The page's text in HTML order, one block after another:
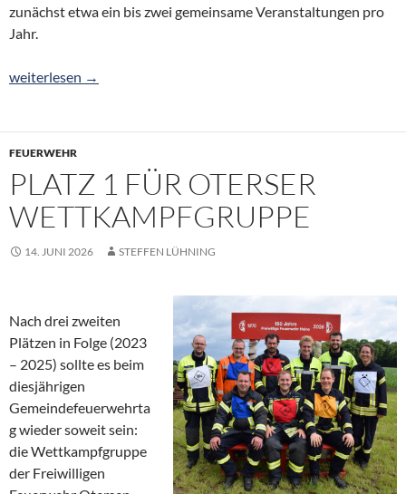
zunächst etwa ein bis zwei gemeinsame Veranstaltungen pro
Jahr.
Die Dorfregion „von Bierde bis Wittlohe“ bleibt aktiv – machen
weiterlesen →
FEUERWEHR
PLATZ 1 FÜR OTERSER
WETTKAMPFGRUPPE
14. JUNI 2026 STEFFEN LÜHNING
Nach drei zweiten
Plätzen in Folge (2023
– 2025) sollte es beim
diesjährigen
Gemeindefeuerwehrta
g wieder soweit sein:
die Wettkampfgruppe
der Freiwilligen